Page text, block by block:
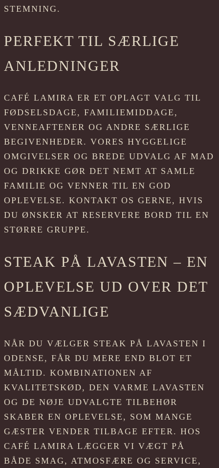
STEMNING.
PERFEKT TIL SÆRLIGE
ANLEDNINGER
CAFÉ LAMIRA ER ET OPLAGT VALG TIL
FØDSELSDAGE, FAMILIEMIDDAGE,
VENNEAFTENER OG ANDRE SÆRLIGE
BEGIVENHEDER. VORES HYGGELIGE
OMGIVELSER OG BREDE UDVALG AF MAD
OG DRIKKE GØR DET NEMT AT SAMLE
FAMILIE OG VENNER TIL EN GOD
OPLEVELSE. KONTAKT OS GERNE, HVIS
DU ØNSKER AT RESERVERE BORD TIL EN
STØRRE GRUPPE.
STEAK PÅ LAVASTEN – EN
OPLEVELSE UD OVER DET
SÆDVANLIGE
NÅR DU VÆLGER STEAK PÅ LAVASTEN I
ODENSE, FÅR DU MERE END BLOT ET
MÅLTID. KOMBINATIONEN AF
KVALITETSKØD, DEN VARME LAVASTEN
OG DE NØJE UDVALGTE TILBEHØR
SKABER EN OPLEVELSE, SOM MANGE
GÆSTER VENDER TILBAGE EFTER. HOS
CAFÉ LAMIRA LÆGGER VI VÆGT PÅ
BÅDE SMAG, ATMOSFÆRE OG SERVICE,